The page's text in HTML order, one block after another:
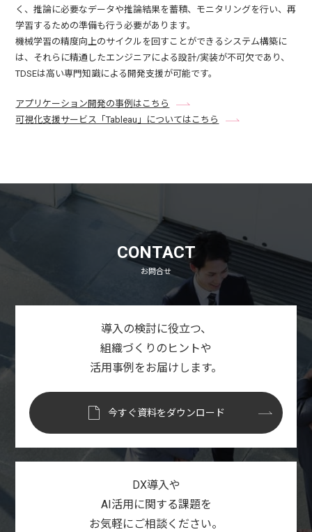
く、推論に必要なデータや推論結果を蓄積、モニタリングを行い、再
学習するための準備も行う必要があります。
機械学習の精度向上のサイクルを回すことができるシステム構築に
は、それらに精通したエンジニアによる設計/実装が不可欠であり、
TDSEは高い専門知識による開発支援が可能です。
アプリケーション開発の事例はこちら
可視化支援サービス「Tableau」についてはこちら
CONTACT
お問合せ
導入の検討に役立つ、
組織づくりのヒントや
活用事例をお届けします。
今すぐ資料をダウンロード
DX導入や
AI活用に関する課題を
お気軽にご相談ください。